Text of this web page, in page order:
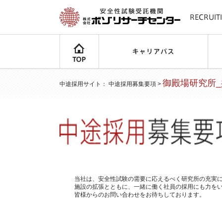
中途採用サイト ： 中途採用募集要項 > 御殿場研究所
当社は、安全性試験の需要に応えるべく研究所の充実
施設の拡張とともに、一緒に働く社員の採用にも力を
皆様からのお問い合わせをお待ちしております。